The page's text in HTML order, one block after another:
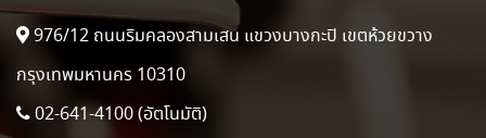
976/12 ถนนริมคลองสามเสน แขวงบางกะปิ เขตห้วยขวาง
กรุงเทพมหานคร 10310
02-641-4100 (อัตโนมัติ)